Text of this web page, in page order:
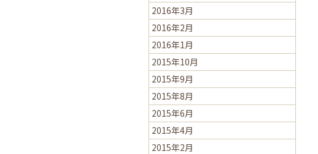
2016年3月
2016年2月
2016年1月
2015年10月
2015年9月
2015年8月
2015年6月
2015年4月
2015年2月